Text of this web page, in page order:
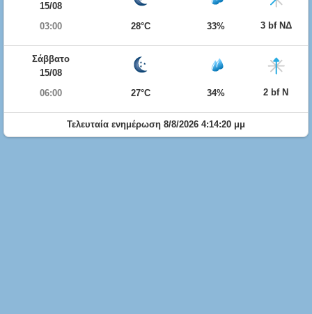
15/08
03:00
28°C 33% 3 bf ΝΔ
Σάββατο
15/08
06:00
27°C 34% 2 bf Ν
Τελευταία ενημέρωση 8/8/2026 4:14:20 μμ